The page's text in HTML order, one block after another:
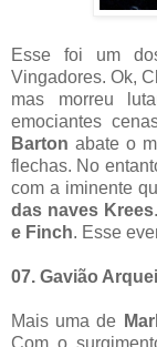
Esse foi um
Vingadores. Ok,
mas morreu
emociantes
Barton abate o
flechas. No
com a iminente
das naves Krees
e Finch. Esse
07. Gavião
Mais uma de